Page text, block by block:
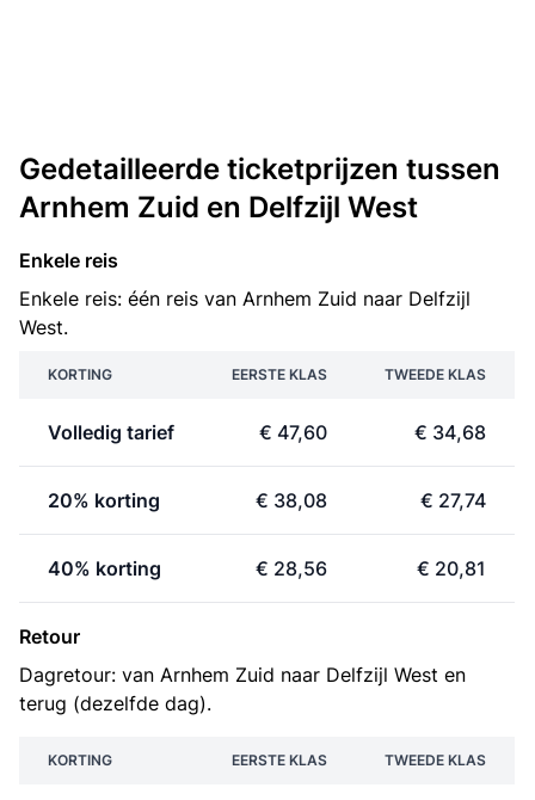
Gedetailleerde ticketprijzen tussen
Arnhem Zuid en Delfzijl West
Enkele reis
Enkele reis: één reis van Arnhem Zuid naar Delfzijl
West.
KORTING EERSTE KLAS TWEEDE KLAS
Volledig tarief € 47,60 € 34,68
20% korting € 38,08 € 27,74
40% korting € 28,56 € 20,81
Retour
Dagretour: van Arnhem Zuid naar Delfzijl West en
terug (dezelfde dag).
KORTING EERSTE KLAS TWEEDE KLAS